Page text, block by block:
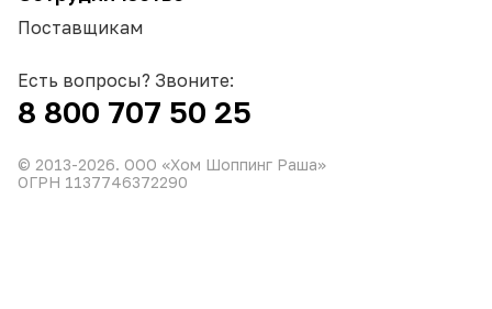
Поставщикам
Есть вопросы? Звоните:
8 800 707 50 25
© 2013-2026. ООО «Хом Шоппинг Раша»
ОГРН 1137746372290